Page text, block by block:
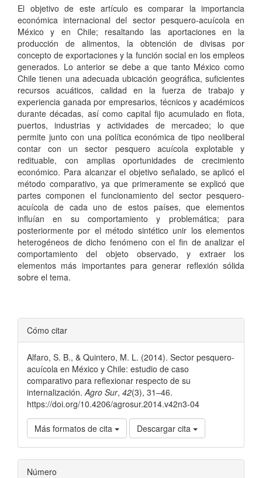
El objetivo de este artículo es comparar la importancia
económica internacional del sector pesquero-acuícola en
México y en Chile; resaltando las aportaciones en la
producción de alimentos, la obtención de divisas por
concepto de exportaciones y la función social en los empleos
generados. Lo anterior se debe a que tanto México como
Chile tienen una adecuada ubicación geográfica, suficientes
recursos acuáticos, calidad en la fuerza de trabajo y
experiencia ganada por empresarios, técnicos y académicos
durante décadas, así como capital fijo acumulado en flota,
puertos, industrias y actividades de mercadeo; lo que
permite junto con una política económica de tipo neoliberal
contar con un sector pesquero acuícola explotable y
redituable, con amplias oportunidades de crecimiento
económico. Para alcanzar el objetivo señalado, se aplicó el
método comparativo, ya que primeramente se explicó que
partes componen el funcionamiento del sector pesquero-
acuícola de cada uno de estos países, que elementos
influían en su comportamiento y problemática; para
posteriormente por el método sintético unir los elementos
heterogéneos de dicho fenómeno con el fin de analizar el
comportamiento del objeto observado, y extraer los
elementos más importantes para generar reflexión sólida
sobre el tema.
Detalles
del
artículo
Cómo citar
Alfaro, S. B., & Quintero, M. L. (2014). Sector pesquero-
acuícola en México y Chile: estudio de caso
comparativo para reflexionar respecto de su
internalización. Agro Sur, 42(3), 31–46.
https://doi.org/10.4206/agrosur.2014.v42n3-04
Más formatos de cita Descargar cita
Número